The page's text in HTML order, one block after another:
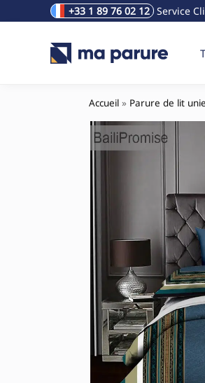
+33 1 89 76 02 12 Service
Rechercher un produit
Accueil » Parure de lit unie